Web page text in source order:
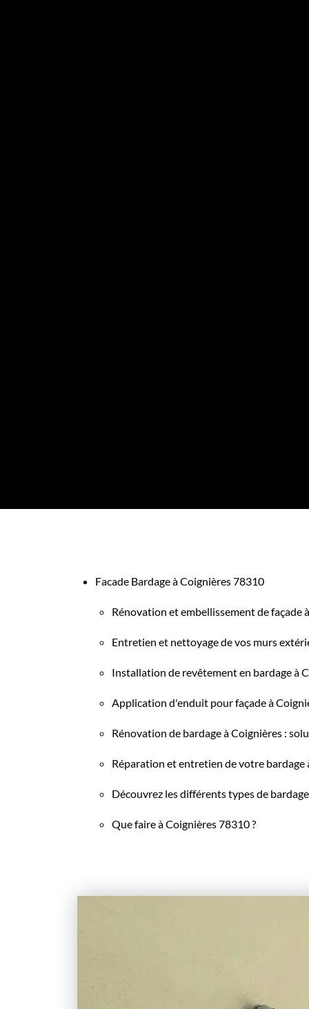
Facade Bardage à Coignières 78310
Rénovation et embellissement de façade
Entretien et nettoyage de vos murs
Installation de revêtement en bardage à
Application d'enduit pour façade à
Rénovation de bardage à Coignières :
Réparation et entretien de votre bardage
Découvrez les différents types de
Que faire à Coignières 78310 ?